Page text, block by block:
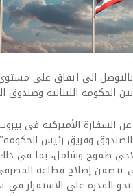
بالتوصل الى اتفاق على
وفريق رئيس
طموح وشامل، بما في
تتضمن إصلاح قطاعه
القدرة على الاستمرار في